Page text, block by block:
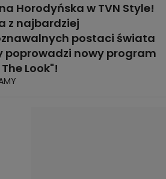
Horodyńska w TVN Style!
z najbardziej
postaci świata
poprowadzi nowy program
Look"!